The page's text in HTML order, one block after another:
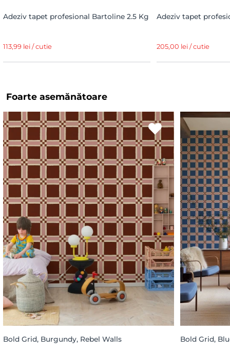
Adeziv tapet profesional Bartoline 2.5 Kg
113,99 lei / cutie
Adeziv tapet
205,00 lei / cutie
Foarte asemănătoare
Bold Grid, Burgundy, Rebel Walls Bold Grid,